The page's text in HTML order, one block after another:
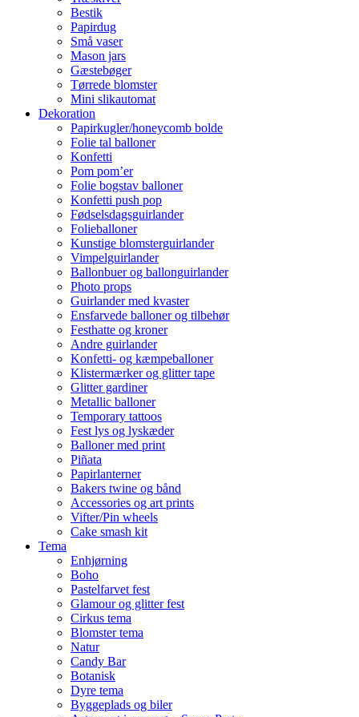
Bestik
Papirdug
Små vaser
Mason jars
Gæstebøger
Tørrede blomster
Mini slikautomat
Dekoration
Papirkugler/honeycomb bolde
Folie tal balloner
Konfetti
Pom pom’er
Folie bogstav balloner
Konfetti push pop
Fødselsdagsguirlander
Folieballoner
Kunstige blomsterguirlander
Vimpelguirlander
Ballonbuer og ballonguirlander
Photo props
Guirlander med kvaster
Ensfarvede balloner og tilbehør
Festhatte og kroner
Andre guirlander
Konfetti- og kæmpeballoner
Klistermærker og glitter tape
Glitter gardiner
Metallic balloner
Temporary tattoos
Fest lys og lyskæder
Balloner med print
Piñata
Papirlanterner
Bakers twine og bånd
Accessories og art prints
Vifter/Pin wheels
Cake smash kit
Tema
Enhjørning
Boho
Pastelfarvet fest
Glamour og glitter fest
Cirkus tema
Blomster tema
Natur
Candy Bar
Botanisk
Dyre tema
Byggeplads og biler